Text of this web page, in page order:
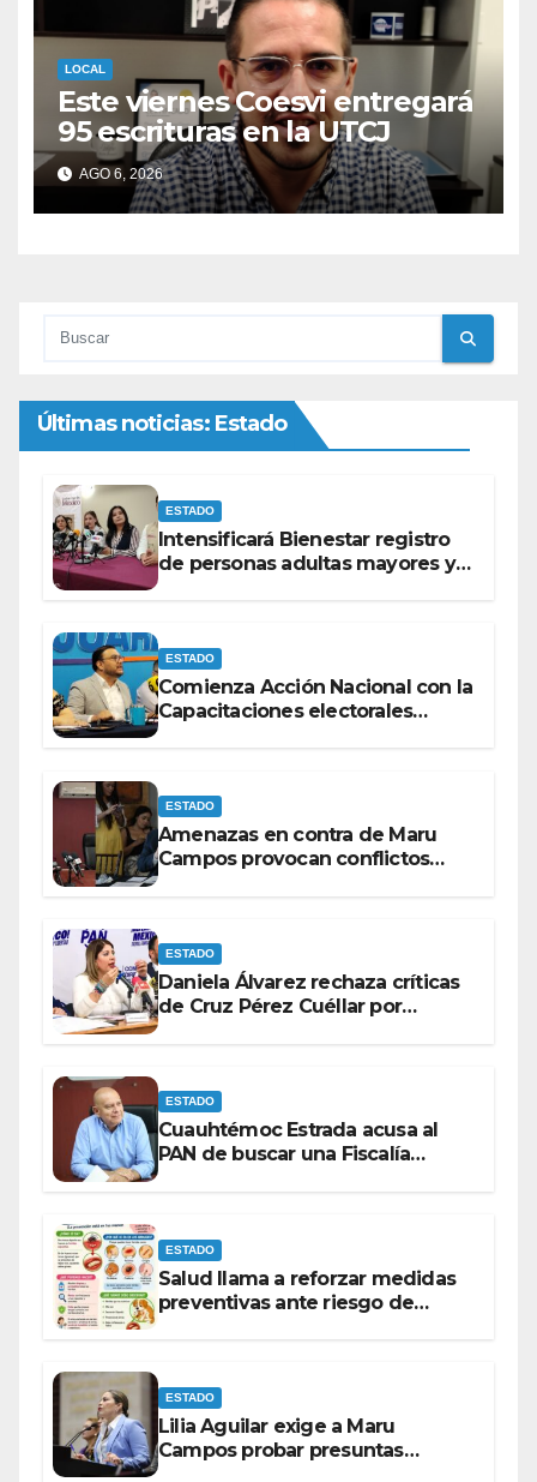
LOCAL
Este viernes Coesvi entregará
95 escrituras en la UTCJ
AGO 6, 2026
Últimas noticias: Estado
ESTADO
Intensificará Bienestar registro
de personas adultas mayores y
ESTADO
Comienza Acción Nacional con la
Capacitaciones electorales
ESTADO
Amenazas en contra de Maru
Campos provocan conflictos
ESTADO
Daniela Álvarez rechaza críticas
de Cruz Pérez Cuéllar por
ESTADO
Cuauhtémoc Estrada acusa al
PAN de buscar una Fiscalía
ESTADO
Salud llama a reforzar medidas
preventivas ante riesgo de
ESTADO
Lilia Aguilar exige a Maru
Campos probar presuntas